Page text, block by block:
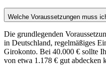
Welche Voraussetzungen muss
Die grundlegenden
in Deutschland, regelmäßiges
Girokonto. Bei 40.000 € sollte
von etwa 1.178 € gut abdecken